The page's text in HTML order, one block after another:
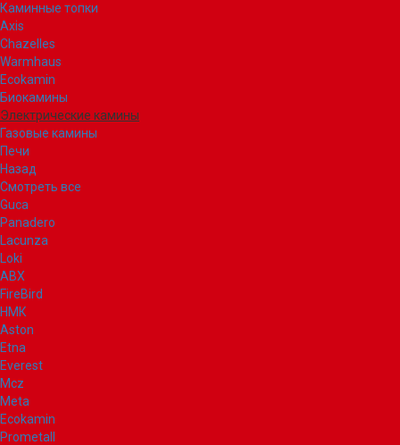
Каминные топки
Axis
Chazelles
Warmhaus
Ecokamin
Биокамины
Электрические камины
Газовые камины
Печи
Назад
Смотреть все
Guca
Panadero
Lacunza
Loki
ABX
FireBird
НМК
Aston
Etna
Everest
Mcz
Meta
Ecokamin
Prometall